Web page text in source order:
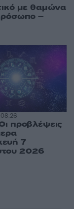
με θαμώνα
–
προβλέψεις
7
2026